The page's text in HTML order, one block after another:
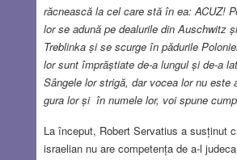
răcnească la cel care stă în ea: ACUZ!
lor se adună pe dealurile din Auschwitz
Treblinka și se scurge în pădurile
lor sunt împrăștiate de-a lungul și de-a
Sângele lor strigă, dar vocea lor nu este
gura lor și în numele lor, voi spune
La început, Robert Servatius a susținut
israelian nu are competența de a-l